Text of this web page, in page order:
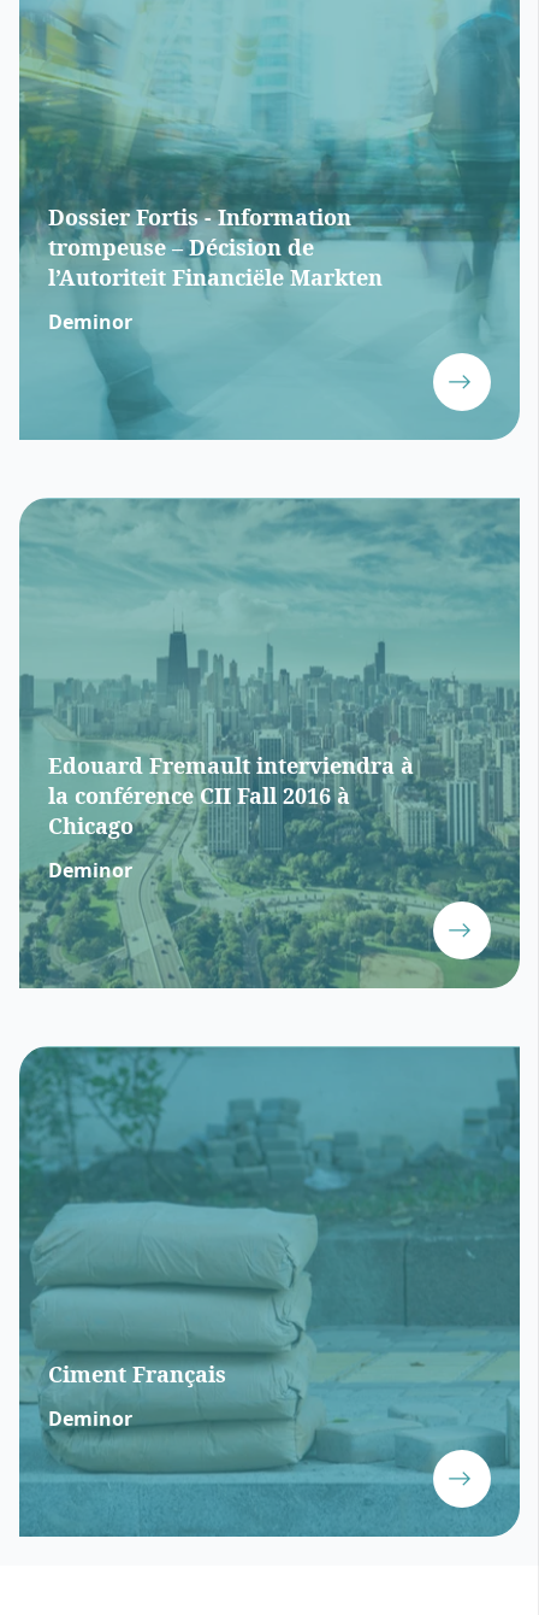
Dossier Fortis - Information
trompeuse – Décision de
l’Autoriteit Financiële Markten
Deminor
Edouard Fremault interviendra à
la conférence CII Fall 2016 à
Chicago
Deminor
Ciment Français
Deminor